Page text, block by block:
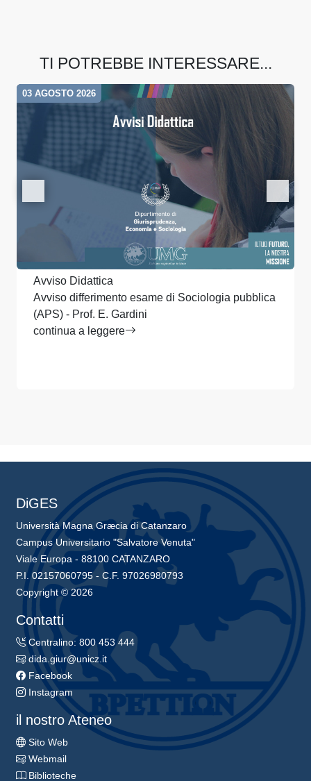
TI POTREBBE INTERESSARE...
03 AGOSTO 2026
Avviso Didattica
Avviso differimento esame di Sociologia pubblica
(APS) - Prof. E. Gardini
continua a leggere
DiGES
Università Magna Græcia di Catanzaro
Campus Universitario "Salvatore Venuta"
Viale Europa - 88100 CATANZARO
P.I. 02157060795 - C.F. 97026980793
Copyright © 2026
Contatti
Centralino: 800 453 444
dida.giur@unicz.it
Facebook
Instagram
il nostro Ateneo
Sito Web
Webmail
Biblioteche